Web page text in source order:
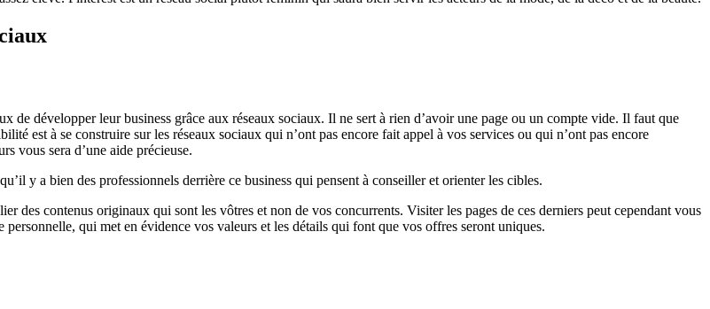
de développer leur business grâce aux réseaux sociaux. Il ne sert à rien d’avoir une page ou un compte vide. Il faut que
est à se construire sur les réseaux sociaux qui n’ont pas encore fait appel à vos services ou qui n’ont pas encore
vous sera d’une aide précieuse.
y a bien des professionnels derrière ce business qui pensent à conseiller et orienter les cibles.
des contenus originaux qui sont les vôtres et non de vos concurrents. Visiter les pages de ces derniers peut cependant vous
qui met en évidence vos valeurs et les détails qui font que vos offres seront uniques.